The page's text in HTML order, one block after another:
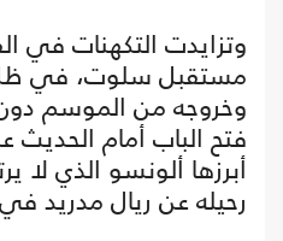
وتزايدت التكهنات في
مستقبل سلوت، في ظل
وخروجه من الموسم
فتح الباب أمام الحديث
أبرزها ألونسو الذي لا
رحيله عن ريال مدريد